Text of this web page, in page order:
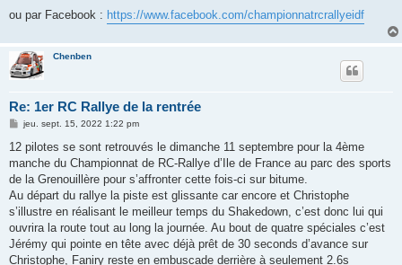
ou par Facebook : https://www.facebook.com/championnatrcrallyeidf
Chenben
Re: 1er RC Rallye de la rentrée
M
s
a
g
jeu. sept. 15, 2022 1:22 pm
12 pilotes se sont retrouvés le dimanche 11 septembre pour la 4ème
manche du Championnat de RC-Rallye d’Ile de France au parc des sports
de la Grenouillère pour s’affronter cette fois-ci sur bitume.
Au départ du rallye la piste est glissante car encore et Christophe
s’illustre en réalisant le meilleur temps du Shakedown, c’est donc lui qui
ouvrira la route tout au long la journée. Au bout de quatre spéciales c’est
Jérémy qui pointe en tête avec déjà prêt de 30 seconds d’avance sur
Christophe, Faniry reste en embuscade derrière à seulement 2.6s